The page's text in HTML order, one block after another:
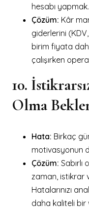
hesabı yapmak.
Çözüm: Kâr
giderlerini
birim fiyata
çalışırken
10.
Olma
Hata: Birkaç
motivasyonun
Çözüm: Sabırlı
zaman, istikrar
Hatalarınızı
daha kaliteli bir